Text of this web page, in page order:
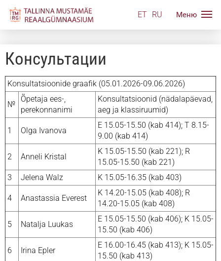
ET RU
Консультации
Konsultatsioonide graafik (05.01.2026-09.06.2026)
№
Õpetaja ees-,
perekonnanimi
Konsultatsioonid (nädalapäevad,
aeg ja klassiruumid)
1 Olga Ivanova
E 15.05-15.50 (kab 414); T 8.15-
9.00 (kab 414)
2 Anneli Kristal
K 15.05-15.50 (kab 221); R
15.05-15.50 (kab 221)
3
Jelena Walz K 15.05-16.35 (kab 403)
4 Anastassia Everest
K 14.20-15.05 (kab 408); R
14.20-15.05 (kab 408)
5 Natalja Luukas
E 15.05-15.50 (kab 406); K 15.05-
15.50 (kab 406)
6 Irina Epler
E 16.00-16.45 (kab 413); K 15.05-
15.50 (kab 413)